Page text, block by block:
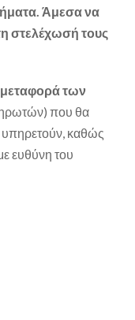
Άμεσα να
στελέχωσή τους
μεταφορά των
που θα
υπηρετούν, καθώς
ευθύνη του